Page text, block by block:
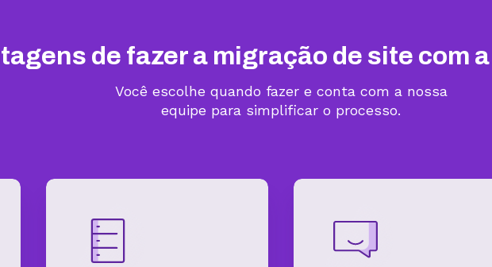
de fazer a migração de site com
Você escolhe quando fazer e conta com a nossa
equipe para simplificar o processo.